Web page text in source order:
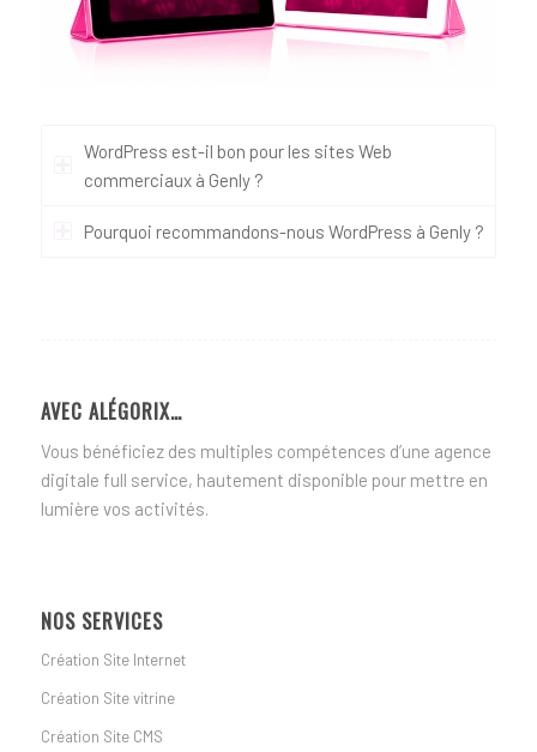
WordPress est-il bon pour les sites Web
commerciaux à Genly ?
Pourquoi recommandons-nous WordPress à Genly ?
AVEC ALÉGORIX…
Vous bénéficiez des multiples compétences d’une agence
digitale full service, hautement disponible pour mettre en
lumière vos activités.
NOS SERVICES
Création Site Internet
Création Site vitrine
Création Site CMS